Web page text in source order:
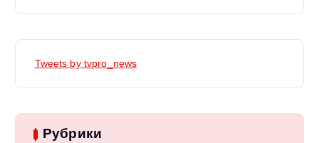
Tweets by tvpro_news
Рубрики